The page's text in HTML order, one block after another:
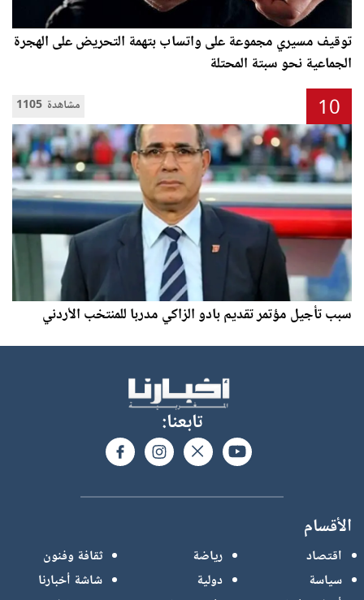
توقيف مسيري مجموعة على واتساب بتهمة التحريض على الهجرة
الجماعية نحو سبتة المحتلة
1105 مشاهدة 10
سبب تأجيل مؤتمر تقديم بادو الزاكي مدربا للمنتخب الأردني
تابعنا:
الأقسام
ثقافة وفنون
شاشة أخبارنا
رياضة
دولية
اقتصاد
سياسة